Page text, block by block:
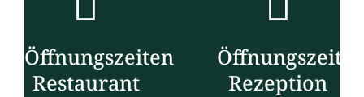
Öffnungszeiten
Restaurant
Rezeption